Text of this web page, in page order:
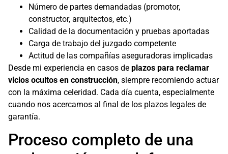
Número de partes demandadas (promotor,
constructor, arquitectos, etc.)
Calidad de la documentación y pruebas aportadas
Carga de trabajo del juzgado competente
Actitud de las compañías aseguradoras implicadas
Desde mi experiencia en casos de plazos para reclamar
vicios ocultos en construcción, siempre recomiendo actuar
con la máxima celeridad. Cada día cuenta, especialmente
cuando nos acercamos al final de los plazos legales de
garantía.
Proceso completo de una